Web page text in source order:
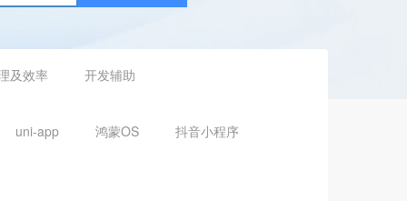
及效率 开发辅助
uni-app 鸿蒙OS 抖音小程序